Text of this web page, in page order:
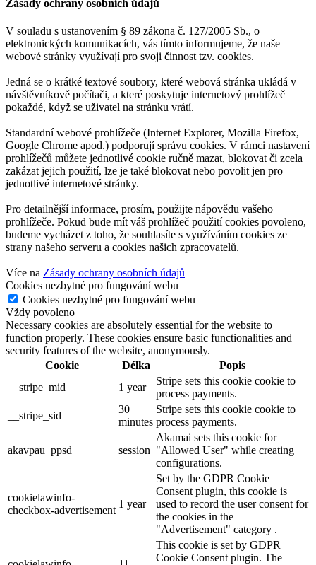
Zásady ochrany osobních údajů
V souladu s ustanovením § 89 zákona č. 127/2005 Sb., o
elektronických komunikacích, vás tímto informujeme, že naše
webové stránky využívají pro svoji činnost tzv. cookies.
Jedná se o krátké textové soubory, které webová stránka ukládá v
návštěvníkově počítači, a které poskytuje internetový prohlížeč
pokaždé, když se uživatel na stránku vrátí.
Standardní webové prohlížeče (Internet Explorer, Mozilla Firefox,
Google Chrome apod.) podporují správu cookies. V rámci nastavení
prohlížečů můžete jednotlivé cookie ručně mazat, blokovat či zcela
zakázat jejich použití, lze je také blokovat nebo povolit jen pro
jednotlivé internetové stránky.
Pro detailnější informace, prosím, použijte nápovědu vašeho
prohlížeče. Pokud bude mít váš prohlížeč použití cookies povoleno,
budeme vycházet z toho, že souhlasíte s využíváním cookies ze
strany našeho serveru a cookies našich zpracovatelů.
Více na Zásady ochrany osobních údajů
Cookies nezbytné pro fungování webu
Cookies nezbytné pro fungování webu
Vždy povoleno
Necessary cookies are absolutely essential for the website to
function properly. These cookies ensure basic functionalities and
security features of the website, anonymously.
Cookie
Délka
Popis
__stripe_mid
1 year
Stripe sets this cookie cookie to
process payments.
__stripe_sid
30
minutes
Stripe sets this cookie cookie to
process payments.
akavpau_ppsd session
Akamai sets this cookie for
"Allowed User" while creating
configurations.
cookielawinfo-
checkbox-advertisement
1 year
Set by the GDPR Cookie
Consent plugin, this cookie is
used to record the user consent for
the cookies in the
"Advertisement" category .
This cookie is set by GDPR
Cookie Consent plugin. The